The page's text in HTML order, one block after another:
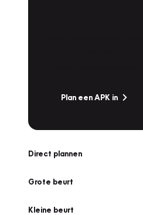
Plan een APK in
Direct plannen
Grote beurt
Kleine beurt